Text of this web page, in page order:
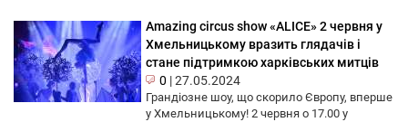
Amazing circus show «ALICE» 2 червня у
Хмельницькому вразить глядачів і
стане підтримкою харківських митців
0 |27.05.2024
Грандіозне шоу, що скорило Європу, вперше
у Хмельницькому! 2 червня о 17.00 у